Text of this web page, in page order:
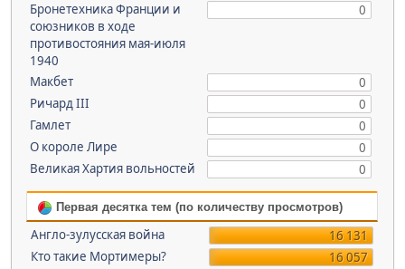
Бронетехника Франции и
союзников в ходе
противостояния мая-июля
1940
0
Макбет
0
Ричард III
0
Гамлет
0
О короле Лире
0
Великая Хартия вольностей
0
Первая десятка тем (по количеству просмотров)
Англо-зулусская война
16 131
Кто такие Мортимеры?
16 057